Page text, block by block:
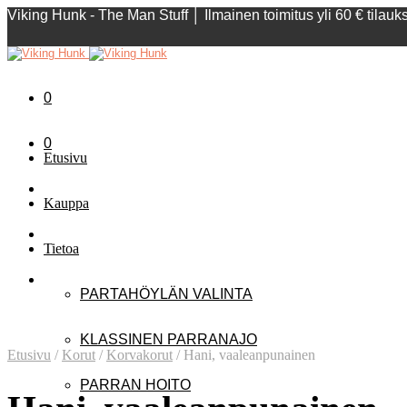
Viking Hunk - The Man Stuff │ Ilmainen toimitus yli 60 €
0
0
Etusivu
Kauppa
Tietoa
PARTAHÖYLÄN VALINTA
KLASSINEN PARRANAJO
PARRAN HOITO
Etusivu / Korut / Korvakorut /Hani, vaaleanpunainen